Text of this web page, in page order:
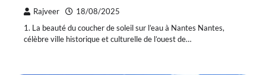
Rajveer 18/08/2025
1. La beauté du coucher de soleil sur l’eau à Nantes Nantes,
célèbre ville historique et culturelle de l’ouest de…